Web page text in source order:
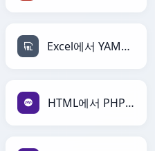
Excel에서 YAML로
HTML에서 PHP로